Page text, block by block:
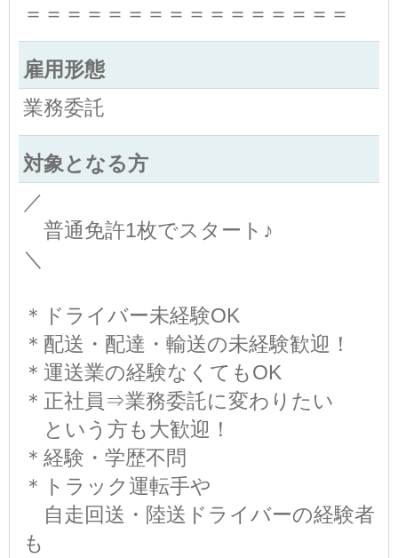
＝＝＝＝＝＝＝＝＝＝＝＝＝＝＝＝
雇用形態
業務委託
対象となる方
／
普通免許1枚でスタート♪
＼
＊ドライバー未経験OK
＊配送・配達・輸送の未経験歓迎！
＊運送業の経験なくてもOK
＊正社員⇒業務委託に変わりたい
という方も大歓迎！
＊経験・学歴不問
＊トラック運転手や
自走回送・陸送ドライバーの経験者
も